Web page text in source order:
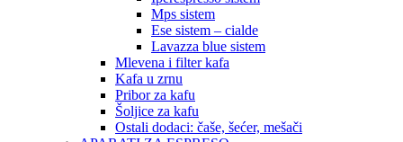
Mps sistem
Ese sistem – cialde
Lavazza blue sistem
Mlevena i filter kafa
Kafa u zrnu
Pribor za kafu
Šoljice za kafu
Ostali dodaci: čaše, šećer, mešači